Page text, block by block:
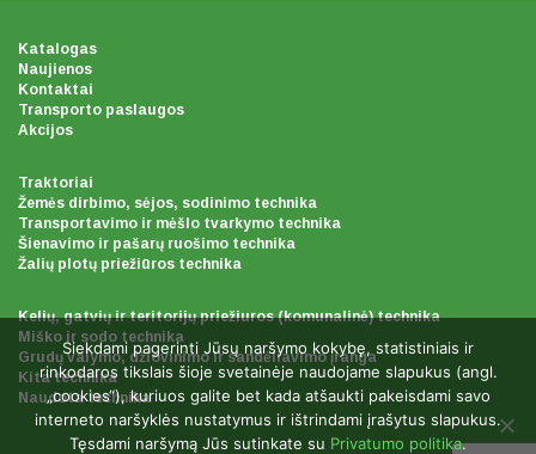
Katalogas
Naujienos
Kontaktai
Transporto paslaugos
Akcijos
Traktoriai
Žemės dirbimo, sėjos, sodinimo technika
Transportavimo ir mėšlo tvarkymo technika
Šienavimo ir pašarų ruošimo technika
Žalių plotų priežiūros technika
Kelių, gatvių ir teritorijų priežiuros (komunalinė) technika
Miško ir sodo technika
Grudų valymo, džiovinimo ir sandėliavimo įranga
Kita technika
Naudota technika
Siekdami pagerinti Jūsų naršymo kokybę, statistiniais ir
rinkodaros tikslais šioje svetainėje naudojame slapukus (angl.
„cookies“), kuriuos galite bet kada atšaukti pakeisdami savo
interneto naršyklės nustatymus ir ištrindami įrašytus slapukus.
Tęsdami naršymą Jūs sutinkate su Privatumo politika.